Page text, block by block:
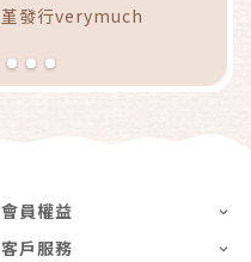
堇發行verymuch
會員權益
客戶服務